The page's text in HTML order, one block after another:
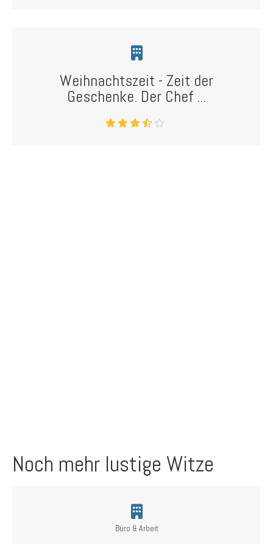
Weihnachtszeit - Zeit der
Geschenke. Der Chef ...
Noch mehr lustige Witze
Büro & Arbeit